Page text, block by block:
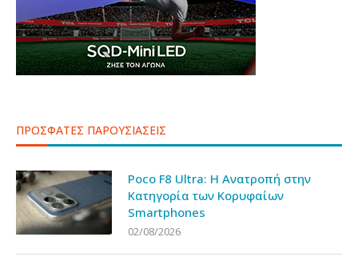
ΠΡΟΣΦΑΤΕΣ ΠΑΡΟΥΣΙΑΣΕΙΣ
Poco F8 Ultra: Η Ανατροπή στην
Κατηγορία των Κορυφαίων
Smartphones
02/08/2026